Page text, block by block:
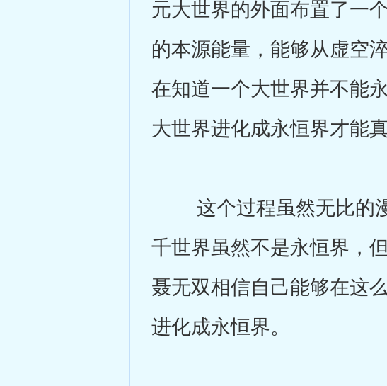
元大世界的外面布置了一
的本源能量，能够从虚空
在知道一个大世界并不能
大世界进化成永恒界才能
这个过程虽然无比的漫
千世界虽然不是永恒界，
聂无双相信自己能够在这
进化成永恒界。